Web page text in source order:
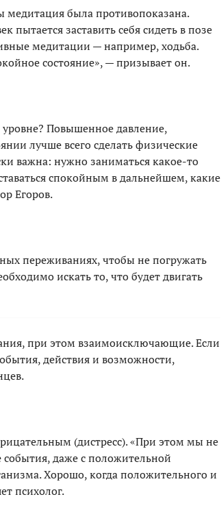
медитация была противопоказана.
заставить себя сидеть в позе
медитации — например, ходьба.
состояние», — призывает он.
Повышенное давление,
лучше всего сделать физические
важна: нужно заниматься какое-то
спокойным в дальнейшем, какие
Егоров.
переживаниях, чтобы не погружать
искать то, что будет двигать
при этом взаимоисключающие. Если
действия и возможности,
(дистресс). «При этом мы не
даже с положительной
Хорошо, когда положительного и
психолог.